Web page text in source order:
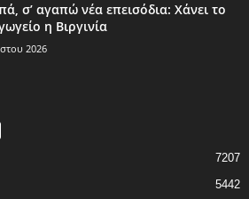
σ’ αγαπώ νέα επεισόδια: Χάνει το
η Βιργινία
2026
7207
5442